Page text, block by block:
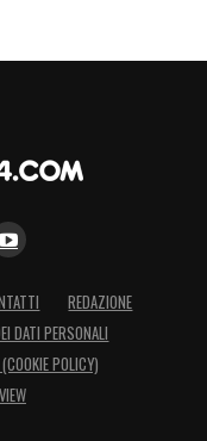
REDAZIONE
DATI PERSONALI
POLICY)